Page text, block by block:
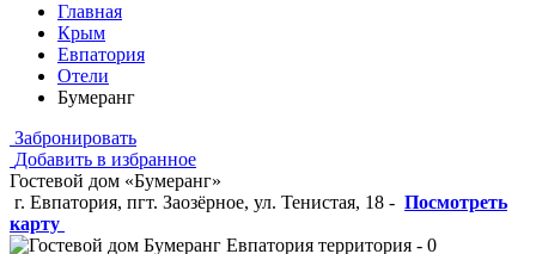
Главная
Крым
Евпатория
Отели
Бумеранг
Забронировать
Добавить в избранное
Гостевой дом «Бумеранг»
г. Евпатория, пгт. Заозёрное, ул. Тенистая, 18 - Посмотреть
карту